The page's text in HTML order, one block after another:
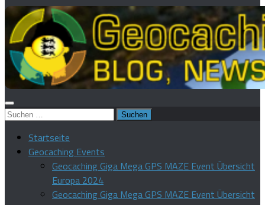
Suchen
Startseite
Geocaching Events
Geocaching Giga Mega GPS MAZE Event Übersicht
Europa 2024
Geocaching Giga Mega GPS MAZE Event Übersicht